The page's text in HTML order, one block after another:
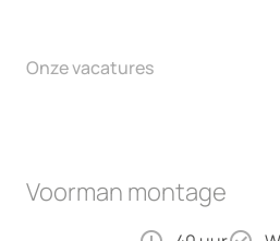
Onze vacatures
Voorman montage